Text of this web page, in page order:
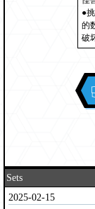
●
的
破
Sets
2025-02-15